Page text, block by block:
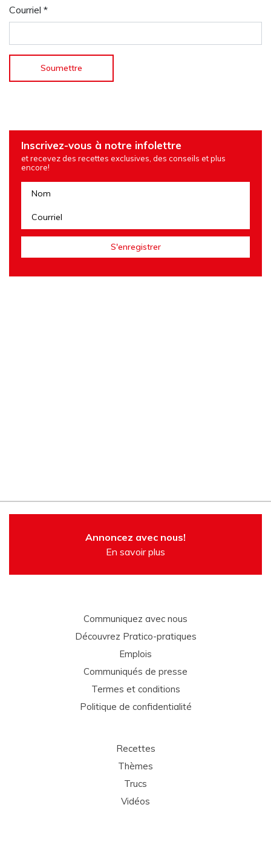
Courriel *
Inscrivez-vous à notre infolettre
et recevez des recettes exclusives, des conseils et plus
encore!
Annoncez avec nous!
En savoir plus
Communiquez avec nous
Découvrez Pratico-pratiques
Emplois
Communiqués de presse
Termes et conditions
Politique de confidentialité
Recettes
Thèmes
Trucs
Vidéos